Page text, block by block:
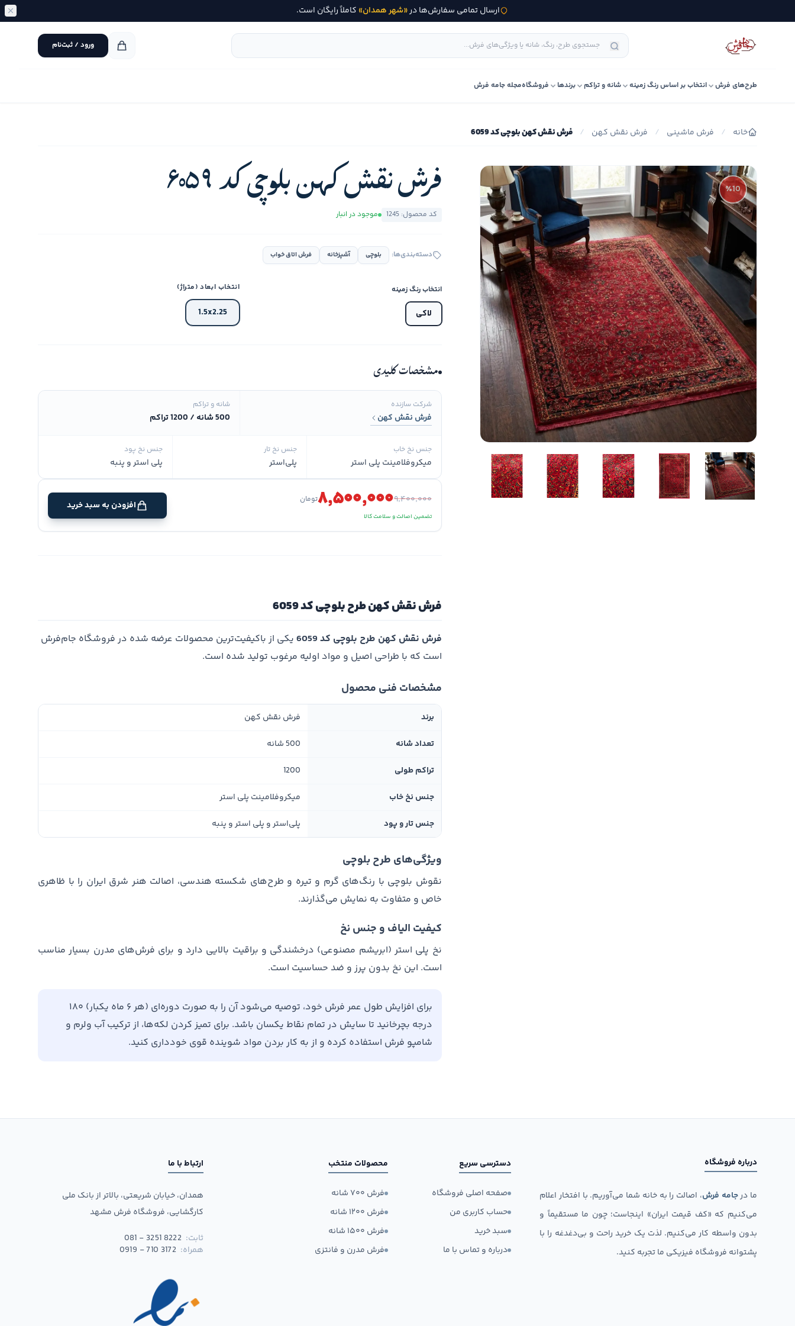
ارسال تمامی سفارش‌ها در«شهر همدان» کاملاً رایگان است.
ورود / ثبت‌نام
طرح‌های فرش انتخاب بر اساس رنگ زمینه شانه و تراکم برندها فروشگاهمجله جامه فرش
خانه / فرش ماشینی / فرش نقش کهن / فرش نقش کهن بلوچی کد 6059
٪10 فرش نقش کهن بلوچی کد 6059
کد محصول: 1245 موجود در انبار
دسته‌بندی‌ها: بلوچی آشپزخانه فرش اتاق خواب
انتخاب رنگ زمینه
لاکی
انتخاب ابعاد (متراژ)
1.5x2.25
مشخصات کلیدی
شرکت سازنده
فرش نقش کهن
شانه و تراکم
500 شانه / 1200 تراکم
جنس نخ خاب
میکروفلامینت پلی استر
جنس نخ تار
پلی‌استر
جنس نخ پود
پلی استر و پنبه
۹٬۴۰۰٬۰۰۰۸٬۵۰۰٬۰۰۰تومان
تضمین اصالت و سلامت کالا
افزودن به سبد خرید
فرش نقش کهن طرح بلوچی کد 6059
فرش نقش کهن طرح بلوچی کد 6059
یکی از باکیفیت‌ترین محصولات عرضه شده در فروشگاه جام‌فرش
است که با طراحی اصیل و مواد اولیه مرغوب تولید شده است.
مشخصات فنی محصول
برند فرش نقش کهن
تعداد شانه 500 شانه
تراکم طولی 1200
جنس نخ خاب میکروفلامینت پلی استر
جنس تار و پود پلی‌استر و پلی استر و پنبه
ویژگی‌های طرح بلوچی
نقوش بلوچی با رنگ‌های گرم و تیره و طرح‌های شکسته هندسی، اصالت هنر شرق ایران را با ظاهری
خاص و متفاوت به نمایش می‌گذارند.
کیفیت الیاف و جنس نخ
نخ پلی استر (ابریشم مصنوعی) درخشندگی و براقیت بالایی دارد و برای فرش‌های مدرن بسیار مناسب
است. این نخ بدون پرز و ضد حساسیت است.
برای افزایش طول عمر فرش خود، توصیه می‌شود آن را به صورت دوره‌ای (هر ۶ ماه یکبار) ۱۸۰
درجه بچرخانید تا سایش در تمام نقاط یکسان باشد. برای تمیز کردن لکه‌ها، از ترکیب آب ولرم و
شامپو فرش استفاده کرده و از به کار بردن مواد شوینده قوی خودداری کنید.
درباره فروشگاه
ما درجامه فرش، اصالت را به خانه شما می‌آوریم. با افتخار اعلام
می‌کنیم که «کف قیمت ایران» اینجاست؛ چون ما مستقیماً و
بدون واسطه کار می‌کنیم. لذت یک خرید راحت و بی‌دغدغه را با
پشتوانه فروشگاه فیزیکی ما تجربه کنید.
دسترسی سریع
صفحه اصلی فروشگاه
حساب کاربری من
سبد خرید
درباره و تماس با ما
محصولات منتخب
فرش ۷۰۰ شانه
فرش ۱۲۰۰ شانه
فرش ۱۵۰۰ شانه
فرش مدرن و فانتزی
ارتباط با ما
همدان، خیابان شریعتی، بالاتر از بانک ملی
کارگشایی، فروشگاه فرش مشهد
ثابت: 081 - 3251 8222
همراه: 0919 - 710 3172